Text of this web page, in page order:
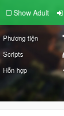
Show Adult
Phương tiện
Scripts
Hỗn hợp